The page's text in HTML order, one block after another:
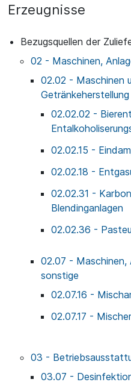
Erzeugnisse
Bezugsquellen der
02 - Maschinen,
02.02 - Maschinen
Getränkeherstellung
02.02.02 -
02.02.15 -
02.02.18 -
02.02.31 -
Blendinganlagen
02.02.36 -
02.07 - Maschinen,
sonstige
02.07.16 -
02.07.17 - Mischer
03 -
03.07 -